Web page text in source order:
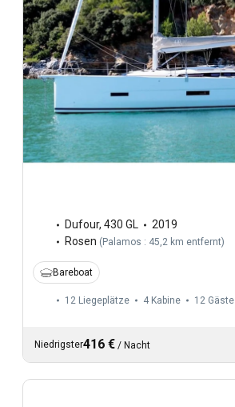
Dufour, 430 GL
2019
Rosen ( Palamos : 45,2 km entfernt)
Bareboat
12 Liegeplätze 4 Kabine 12 Gäste
Niedrigster416 € / Nacht